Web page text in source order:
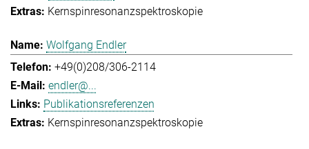
Kernspinresonanzspektroskopie
Wolfgang Endler
+49(0)208/306-2114
endler@...
Publikationsreferenzen
Kernspinresonanzspektroskopie